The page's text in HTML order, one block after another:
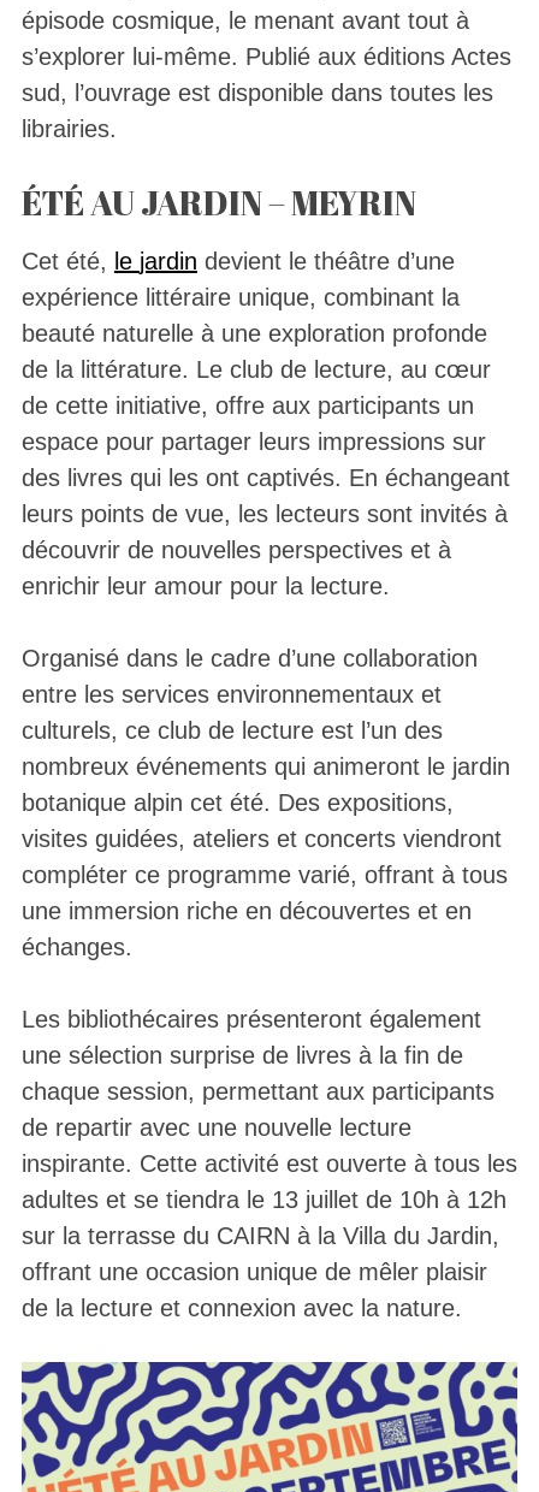
épisode cosmique, le menant avant tout à
s’explorer lui-même. Publié aux éditions Actes
sud, l’ouvrage est disponible dans toutes les
librairies.
ÉTÉ AU JARDIN – MEYRIN
Cet été, le jardin devient le théâtre d’une
expérience littéraire unique, combinant la
beauté naturelle à une exploration profonde
de la littérature. Le club de lecture, au cœur
de cette initiative, offre aux participants un
espace pour partager leurs impressions sur
des livres qui les ont captivés. En échangeant
leurs points de vue, les lecteurs sont invités à
découvrir de nouvelles perspectives et à
enrichir leur amour pour la lecture.
Organisé dans le cadre d’une collaboration
entre les services environnementaux et
culturels, ce club de lecture est l’un des
nombreux événements qui animeront le jardin
botanique alpin cet été. Des expositions,
visites guidées, ateliers et concerts viendront
compléter ce programme varié, offrant à tous
une immersion riche en découvertes et en
échanges.
Les bibliothécaires présenteront également
une sélection surprise de livres à la fin de
chaque session, permettant aux participants
de repartir avec une nouvelle lecture
inspirante. Cette activité est ouverte à tous les
adultes et se tiendra le 13 juillet de 10h à 12h
sur la terrasse du CAIRN à la Villa du Jardin,
offrant une occasion unique de mêler plaisir
de la lecture et connexion avec la nature.